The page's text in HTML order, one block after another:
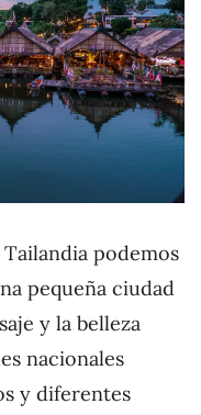
podemos
pequeña ciudad
y la belleza
nacionales
y diferentes